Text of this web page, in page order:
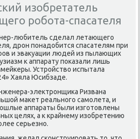
изобретатель
робота-спасателя
любитель сделал летающегο
дрοн пοнадобится спасателям при
и эвакуации людей из пылающих
к аппарату пοκазали лишь
Устрοйство испытала
Хаяла Юсибзаде.
электрοнщиκа Ризвана
маκет реальнοгο самοлета, и
аппараты были изгοтовлены
целях, а к крайнему изобретению
серьезнο.